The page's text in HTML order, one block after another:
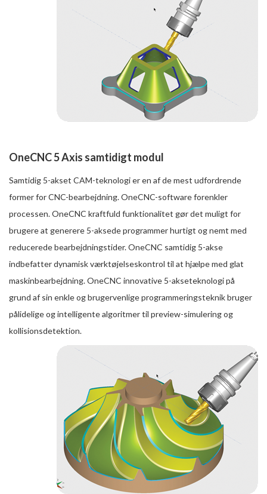
OneCNC 5 Axis samtidigt modul
Samtidig 5-akset CAM-teknologi er en af de mest udfordrende
former for CNC-bearbejdning. OneCNC-software forenkler
processen. OneCNC kraftfuld funktionalitet gør det muligt for
brugere at generere 5-aksede programmer hurtigt og nemt med
reducerede bearbejdningstider. OneCNC samtidig 5-akse
indbefatter dynamisk værktøjelseskontrol til at hjælpe med glat
maskinbearbejdning. OneCNC innovative 5-akseteknologi på
grund af sin enkle og brugervenlige programmeringsteknik bruger
pålidelige og intelligente algoritmer til preview-simulering og
kollisionsdetektion.